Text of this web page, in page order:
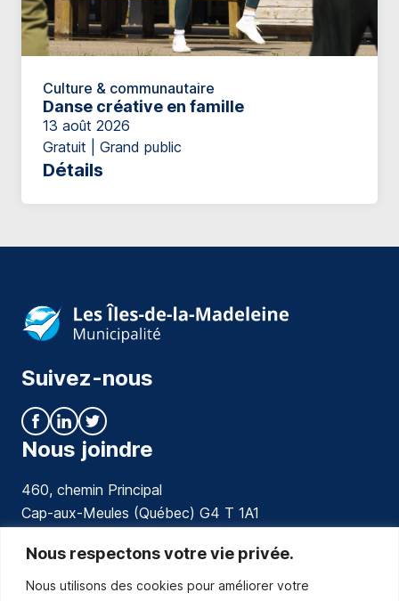
Nous respectons votre vie privée.
Nous utilisons des cookies pour améliorer votre
Culture & communautaire
Danse créative en famille
13 août 2026
Gratuit | Grand public
Détails
Suivez-nous
Nous joindre
460, chemin Principal
Cap-aux-Meules (Québec) G4 T 1A1
communications@muniles.ca
418 986-3100